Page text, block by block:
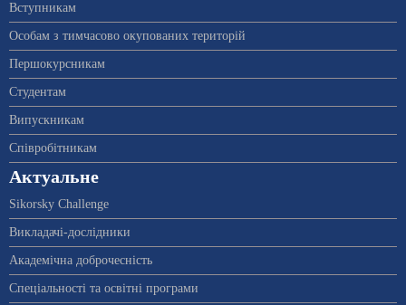
Вступникам
Особам з тимчасово окупованих територій
Першокурсникам
Студентам
Випускникам
Співробітникам
Актуальне
Sikorsky Challenge
Викладачі-дослідники
Академічна доброчесність
Спеціальності та освітні програми